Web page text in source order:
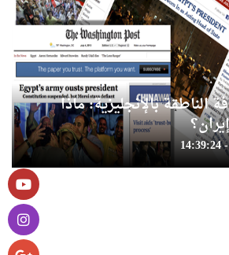
بالإنجليزية: ماذا